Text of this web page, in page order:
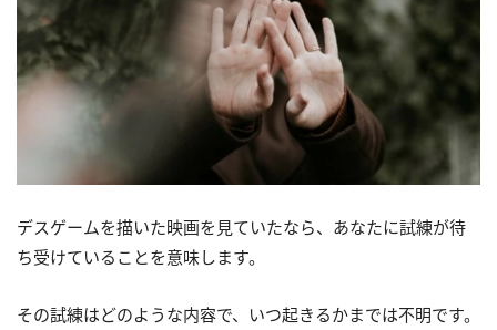
デスゲームを描いた映画を見ていたなら、あなたに試練が待
ち受けていることを意味します。
その試練はどのような内容で、いつ起きるかまでは不明です。